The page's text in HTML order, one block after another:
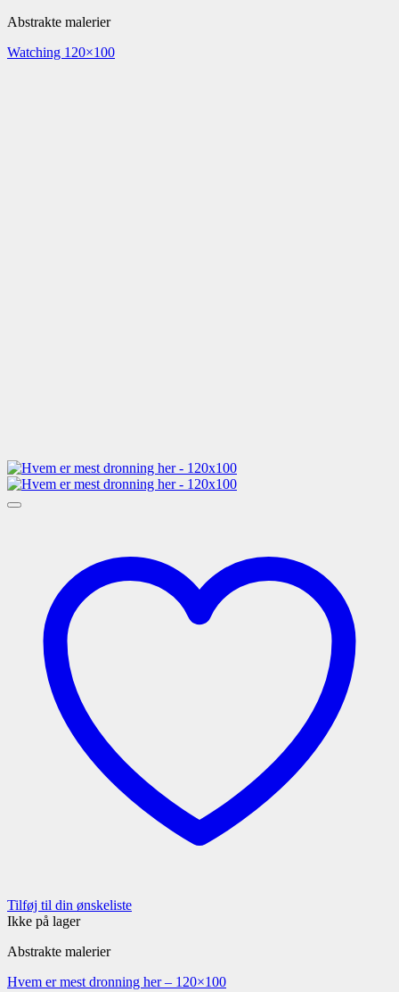
Abstrakte malerier
Watching 120×100
Tilføj til din ønskeliste
Ikke på lager
Abstrakte malerier
Hvem er mest dronning her – 120×100